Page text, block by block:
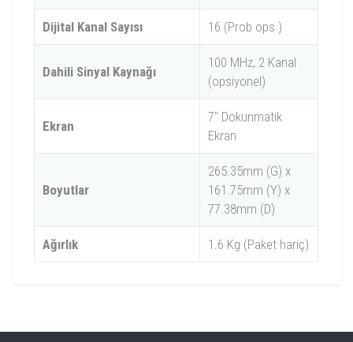
Dijital Kanal Sayısı 16 (Prob ops.)
Dahili Sinyal Kaynağı
100 MHz, 2 Kanal
(opsiyonel)
Ekran
7'' Dokunmatik
Ekran
Boyutlar
265.35mm (G) x
161.75mm (Y) x
77.38mm (D)
Ağırlık 1.6 Kg (Paket hariç)